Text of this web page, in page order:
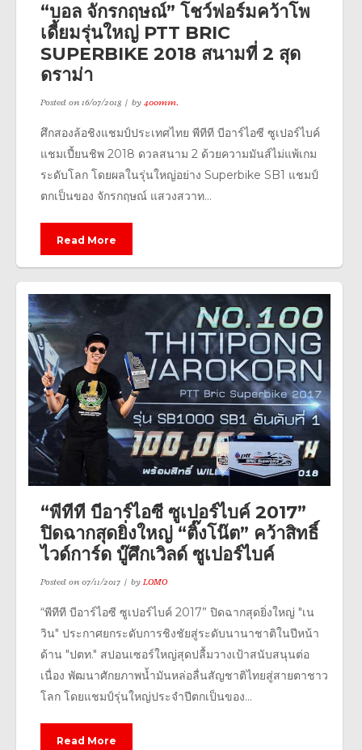
“บอล จักรกฤษณ์” โชว์ฟอร์มคว้าโพ
เดี้ยมรุ่นใหญ่ PTT BRIC
SUPERBIKE 2018 สนามที่ 2 สุด
ดราม่า
Posted on16/07/2018 by400mm.
ศึกสองล้อชิงแชมป์ประเทศไทย พีทีที บีอาร์ไอซี ซูเปอร์ไบค์
แชมเปี้ยนชิพ 2018 ดวลสนาม 2 ด้วยความมันส์ไม่แพ้เกม
ระดับโลก โดยผลในรุ่นใหญ่อย่าง Superbike SB1 แชมป์
ตกเป็นของ จักรกฤษณ์ แสวงสวาท...
Read More
“พีทีที บีอาร์ไอซี ซูเปอร์ไบค์ 2017”
ปิดฉากสุดยิ่งใหญ่ “ติ๊งโน๊ต” คว้าสิทธิ์
ไวด์การ์ด บู๊ศึกเวิลด์ ซูเปอร์ไบค์
Posted on07/11/2017 byLOMO
“พีทีที บีอาร์ไอซี ซูเปอร์ไบค์ 2017” ปิดฉากสุดยิ่งใหญ่ "เน
วิน" ประกาศยกระดับการชิงชัยสู่ระดับนานาชาติในปีหน้า
ด้าน "ปตท." สปอนเซอร์ใหญ่สุดปลื้มวางเป้าสนับสนุนต่อ
เนื่อง พัฒนาศักยภาพน้ำมันหล่อลื่นสัญชาติไทยสู่สายตาชาว
โลก โดยแชมป์รุ่นใหญ่ประจำปีตกเป็นของ...
Read More